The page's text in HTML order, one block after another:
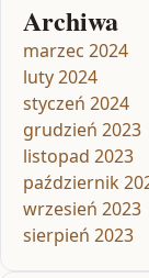
Archiwa
marzec 2024
luty 2024
styczeń 2024
grudzień 2023
listopad 2023
październik
wrzesień 2023
sierpień 2023